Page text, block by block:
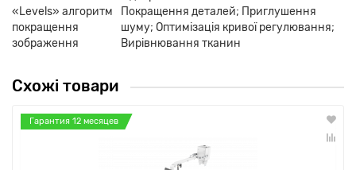
«Levels» алгоритм
покращення
зображення
Покращення деталей; Приглушення
шуму; Оптимізація кривої регулювання;
Вирівнювання тканин
Схожі товари
Гарантия 12 месяцев